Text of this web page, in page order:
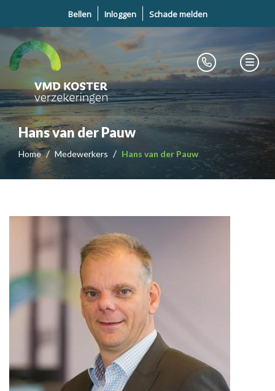
Bellen Inloggen Schade melden
Hans van der Pauw
Home Medewerkers Hans van der Pauw